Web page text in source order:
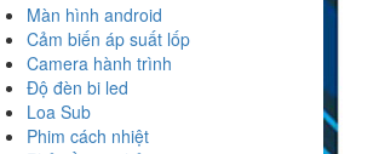
Màn hình android
Cảm biến áp suất lốp
Camera hành trình
Độ đèn bi led
Loa Sub
Phim cách nhiệt